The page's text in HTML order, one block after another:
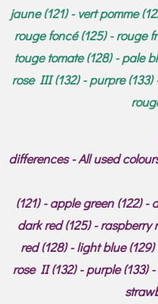
jaune (121) - vert pomme
rouge foncé (125) - rouge
touge tomate (128) - pale
rose III (132) - purpre
differences - All
Orange
(121) - apple green (122) -
dark red (125) - raspberry
red (128) - light blue
rose II (132) - purple (133)